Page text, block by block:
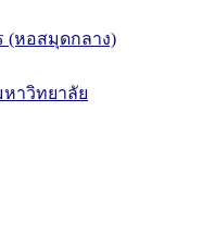
(หอสมุดกลาง)
าวิทยาลัย